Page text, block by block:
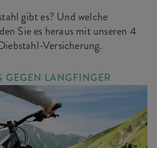
gibt es? Und welche
Sie es heraus mit unseren 4
Versicherung.
GEGEN LANGFINGER